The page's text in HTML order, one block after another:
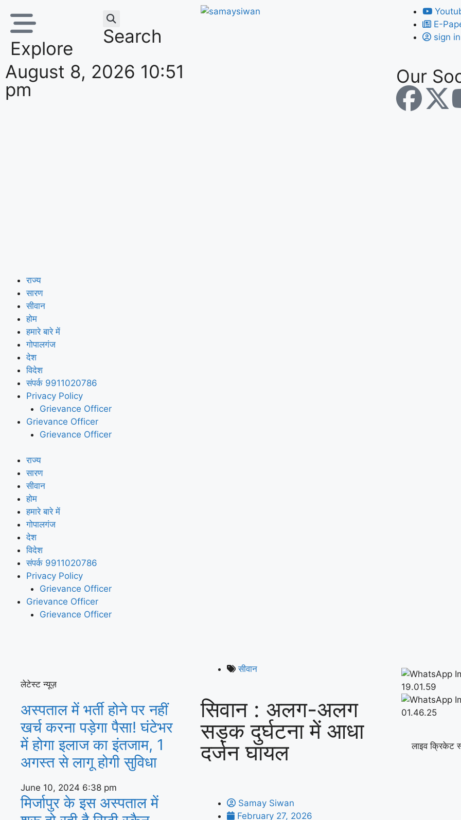
Explore
Search
August 8, 2026 10:51
pm
E-
sign in
Our
राज्य
सारण
सीवान
होम
हमारे बारे में
गोपालगंज
देश
विदेश
संपर्क 9911020786
Privacy Policy
Grievance Officer
Grievance Officer
Grievance Officer
राज्य
सारण
सीवान
होम
हमारे बारे में
गोपालगंज
देश
विदेश
संपर्क 9911020786
Privacy Policy
Grievance Officer
Grievance Officer
Grievance Officer
लेटेस्ट न्यूज़
अस्‍पताल में भर्ती होने पर नहीं
खर्च करना पड़ेगा पैसा! घंटेभर
में होगा इलाज का इंतजाम, 1
अगस्‍त से लागू होगी सुविधा
June 10, 2024 6:38 pm
मिर्जापुर के इस अस्पताल में
सीवान
सिवान : अलग-अलग
सड़क दुर्घटना में आधा
दर्जन घायल
Samay Siwan
February 27, 2026
लाइव क्रिकेट